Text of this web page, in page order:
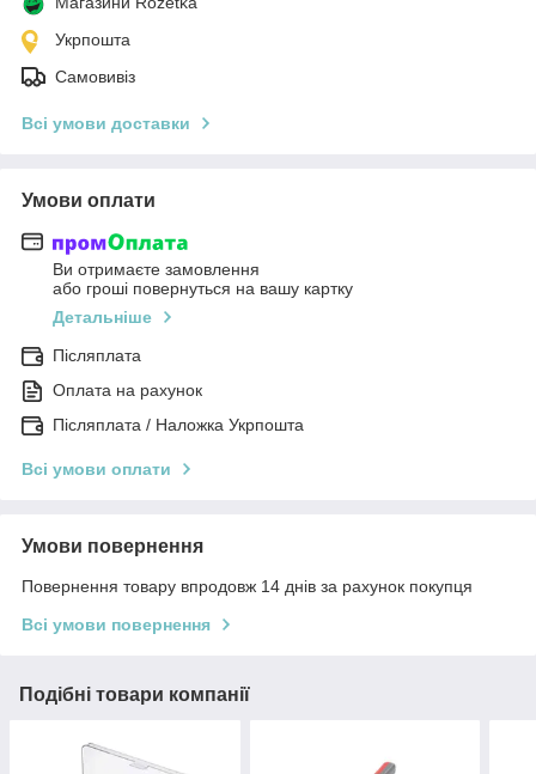
Укрпошта
Самовивіз
Всі умови доставки
Умови оплати
Ви отримаєте замовлення
або гроші повернуться на вашу картку
Детальніше
Післяплата
Оплата на рахунок
Післяплата / Наложка Укрпошта
Всі умови оплати
Умови повернення
Повернення товару впродовж 14 днів за рахунок покупця
Всі умови повернення
Подібні товари компанії